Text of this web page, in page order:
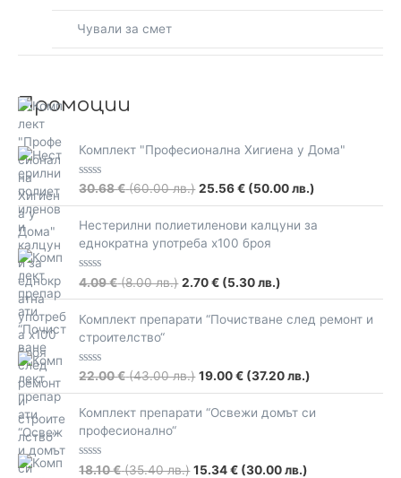
Чували за смет
Промоции
Комплект "Професионална Хигиена у Дома"
R
t
e
d
0
o
u
t
f
5
30.68€ (60.00 лв.) 25.56€ (50.00 лв.)
Нестерилни полиетиленови калцуни за
еднократна употреба х100 броя
R
t
e
d
0
u
t
f
5
4.09€ (8.00 лв.) 2.70€ (5.30 лв.)
Комплект препарати “Почистване след ремонт и
строителство“
R
t
e
d
0
o
u
t
22.00€ (43.00 лв.) 19.00€ (37.20 лв.)
Комплект препарати “Освежи домът си
професионално“
R
18.10€ (35.40 лв.) 15.34€ (30.00 лв.)